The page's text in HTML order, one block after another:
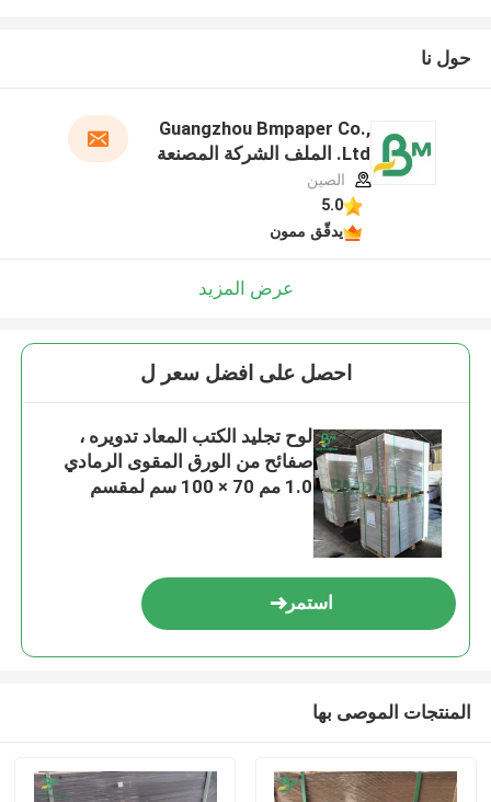
حول نا
Guangzhou Bmpaper Co.,
Ltd. الملف الشركة المصنعة
الصين
5.0
يدقّق ممون
عرض المزيد
احصل على افضل سعر ل
لوح تجليد الكتب المعاد تدويره ،
صفائح من الورق المقوى الرمادي
1.0 مم 70 × 100 سم لمقسم
استمر
المنتجات الموصى بها